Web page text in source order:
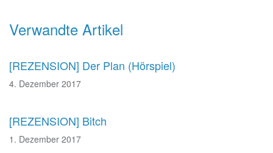
Verwandte Artikel
[REZENSION] Der Plan (Hörspiel)
4. Dezember 2017
[REZENSION] Bitch
1. Dezember 2017
Beitragsnavigation